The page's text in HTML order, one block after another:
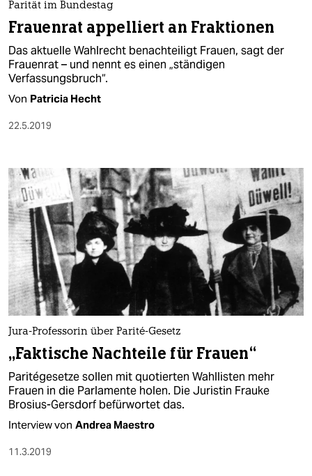
Parität im Bundestag
Frauenrat appelliert an Fraktionen
Das aktuelle Wahlrecht benachteiligt Frauen, sagt der
Frauenrat – und nennt es einen „ständigen
Verfassungsbruch“.
Von Patricia Hecht
22.5.2019
Jura-Professorin über Parité-Gesetz
„Faktische Nachteile für Frauen“
Paritégesetze sollen mit quotierten Wahllisten mehr
Frauen in die Parlamente holen. Die Juristin Frauke
Brosius-Gersdorf befürwortet das.
Interview von Andrea Maestro
11.3.2019